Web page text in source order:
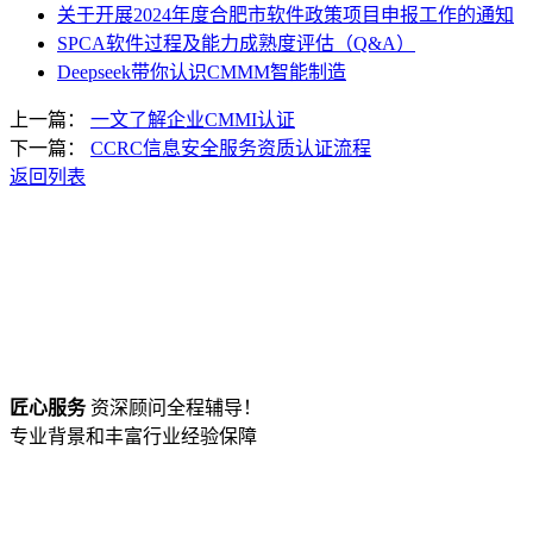
关于开展2024年度合肥市软件政策项目申报工作的通知
SPCA软件过程及能力成熟度评估（Q&A）
Deepseek带你认识CMMM智能制造
上一篇： 一文了解企业CMMI认证
下一篇： CCRC信息安全服务资质认证流程
返回列表
匠心服务资深顾问全程辅导！
专业背景和丰富行业经验保障